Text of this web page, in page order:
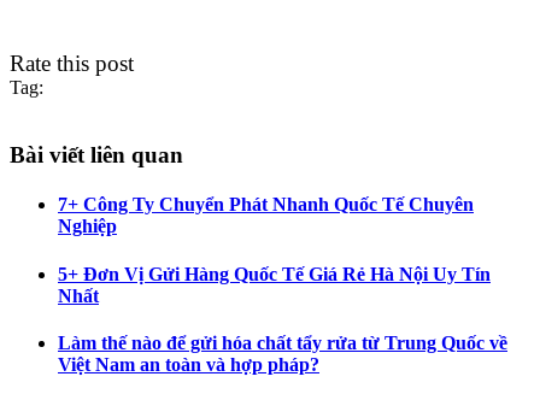
Rate this post
Tag:
Bài viết liên quan
7+ Công Ty Chuyển Phát Nhanh Quốc Tế Chuyên
Nghiệp
5+ Đơn Vị Gửi Hàng Quốc Tế Giá Rẻ Hà Nội Uy Tín
Nhất
Làm thế nào để gửi hóa chất tẩy rửa từ Trung Quốc về
Việt Nam an toàn và hợp pháp?